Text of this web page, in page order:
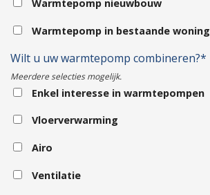
Warmtepomp nieuwbouw
Warmtepomp in bestaande woning
Wilt u uw warmtepomp combineren?*
Meerdere selecties mogelijk.
Enkel interesse in warmtepompen
Vloerverwarming
Airo
Ventilatie